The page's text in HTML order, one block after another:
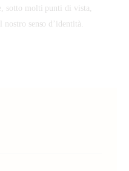
sotto molti punti di vista,
senso d’identità.